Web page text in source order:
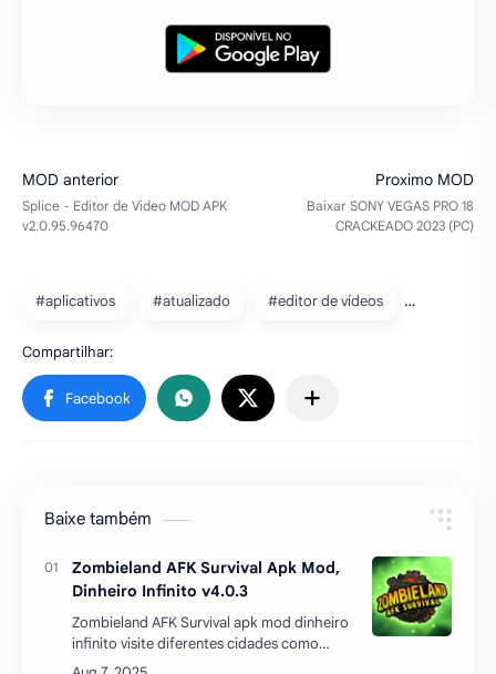
#aplicativos #atualizado #editor de vídeos
Baixe também
Zombieland AFK Survival Apk Mod,
Dinheiro Infinito v4.0.3
Zombieland AFK Survival apk mod dinheiro
infinito visite diferentes cidades como
Boston, Atlanta, Washington, envie vários